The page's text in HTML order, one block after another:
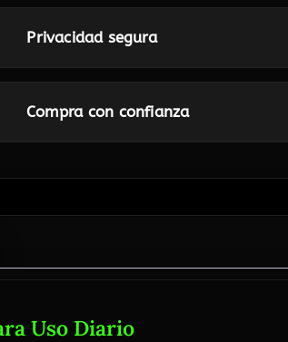
Privacidad segura
Compra con confianza
Uso Diario